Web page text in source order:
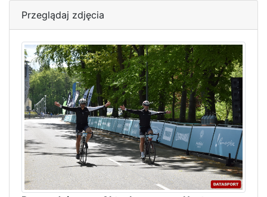
Przeglądaj zdjęcia